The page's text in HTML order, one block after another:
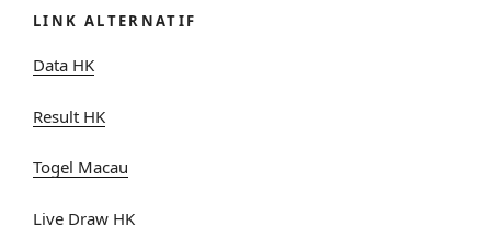
LINK ALTERNATIF
Data HK
Result HK
Togel Macau
Live Draw HK